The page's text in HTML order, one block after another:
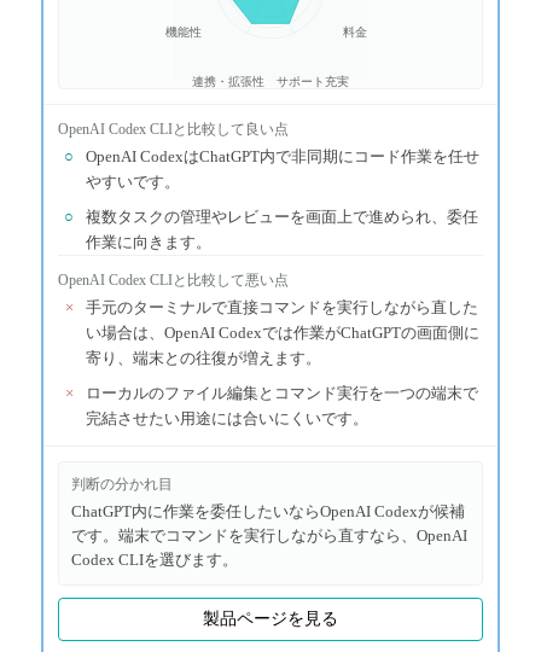
料金
サポート充実
連携・拡張性
機能性
OpenAI Codex CLIと比較して良い点
○
OpenAI CodexはChatGPT内で非同期にコード作業を任せ
やすいです。
○
複数タスクの管理やレビューを画面上で進められ、委任
作業に向きます。
OpenAI Codex CLIと比較して悪い点
×
手元のターミナルで直接コマンドを実行しながら直した
い場合は、OpenAI Codexでは作業がChatGPTの画面側に
寄り、端末との往復が増えます。
×
ローカルのファイル編集とコマンド実行を一つの端末で
完結させたい用途には合いにくいです。
判断の分かれ目
ChatGPT内に作業を委任したいならOpenAI Codexが候補
です。端末でコマンドを実行しながら直すなら、OpenAI
Codex CLIを選びます。
製品ページを見る